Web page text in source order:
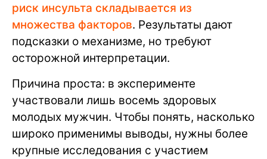
риск инсульта складывается из
множества факторов. Результаты дают
подсказки о механизме, но требуют
осторожной интерпретации.
Причина проста: в эксперименте
участвовали лишь восемь здоровых
молодых мужчин. Чтобы понять, насколько
широко применимы выводы, нужны более
крупные исследования с участием